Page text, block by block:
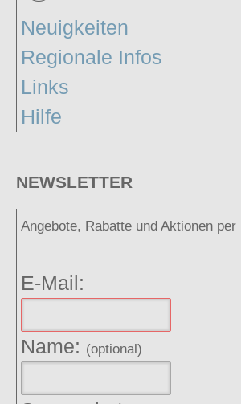
Neuigkeiten
Regionale Infos
Links
Hilfe
NEWSLETTER
Angebote, Rabatte und Aktionen
E-Mail:
Name: (optional)